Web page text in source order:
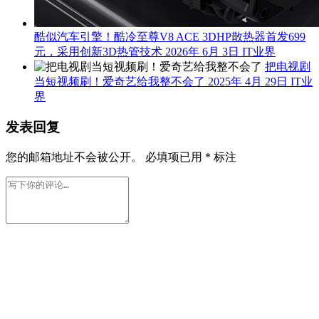
酷似汽车引擎！酷冷至尊V8 ACE 3DHP散热器首发699
元，采用创新3D热管技术 2026年 6月 3日 IT业界
把电视剧
当短视频刷！爱奇艺给我整不会了 2025年 4月 29日 IT业
界
发表回复
您的邮箱地址不会被公开。 必填项已用 * 标注